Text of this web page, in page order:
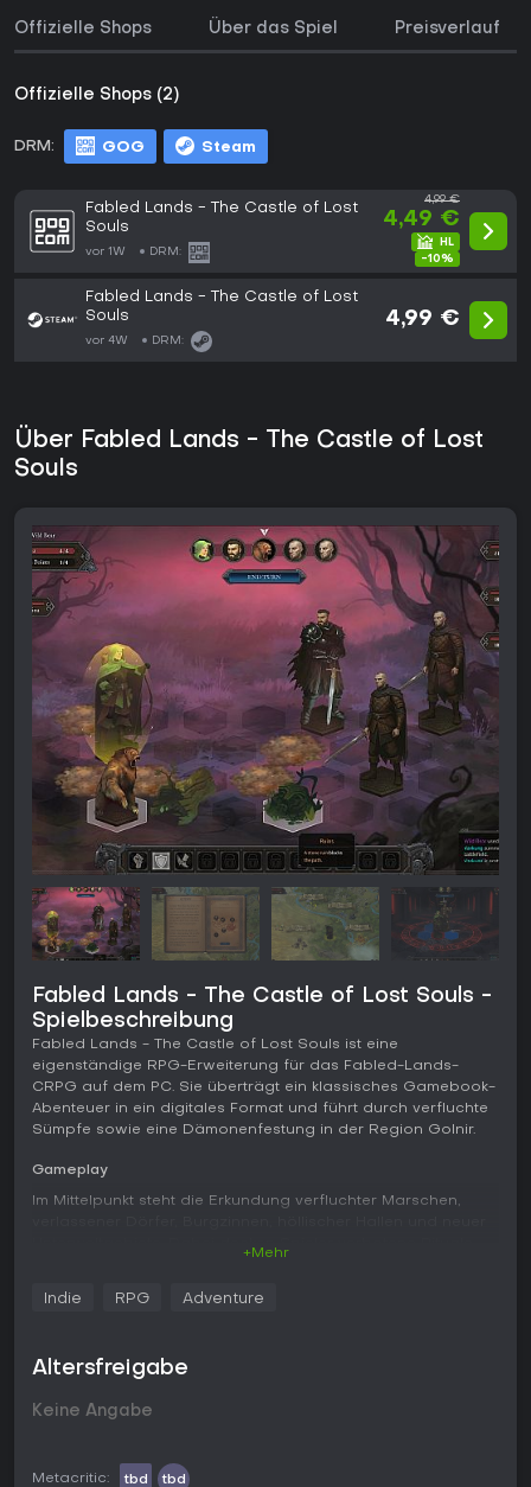
Offizielle Shops Über das Spiel Preisverlauf
Offizielle Shops (2)
DRM: GOG Steam
Fabled Lands - The Castle of Lost
Souls
vor 1W DRM:
4,99 €
4,49 €
-10%
Fabled Lands - The Castle of Lost
Souls
vor 4W DRM:
4,99 €
Über Fabled Lands - The Castle of Lost
Souls
Fabled Lands - The Castle of Lost Souls -
Spielbeschreibung
Fabled Lands - The Castle of Lost Souls ist eine
eigenständige RPG-Erweiterung für das Fabled-Lands-
CRPG auf dem PC. Sie überträgt ein klassisches Gamebook-
Abenteuer in ein digitales Format und führt durch verfluchte
Sümpfe sowie eine Dämonenfestung in der Region Golnir.
Gameplay
Im Mittelpunkt steht die Erkundung verfluchter Marschen,
Wraiths, Chon-Chon-Schwärme, Lammasu-Wächter, den
Gegenstände ein, darunter verfluchte Relikte und Schätze
einfügen. Grundlage ist ein komplett überarbeitetes 700-
erweitert.
+Mehr
Indie RPG Adventure
Altersfreigabe
Keine Angabe
Metacritic: tbd tbd